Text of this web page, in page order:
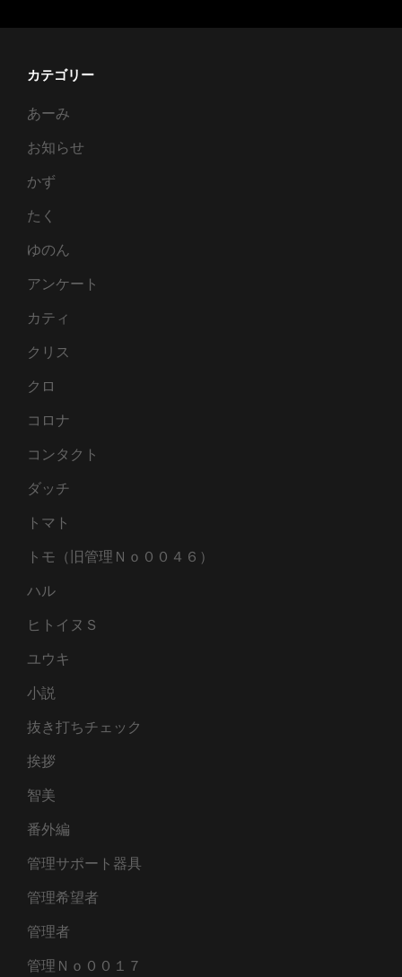
カテゴリー
あーみ
お知らせ
かず
たく
ゆのん
アンケート
カティ
クリス
クロ
コロナ
コンタクト
ダッチ
トマト
トモ（旧管理Ｎｏ００４６）
ハル
ヒトイヌＳ
ユウキ
小説
抜き打ちチェック
挨拶
智美
番外編
管理サポート器具
管理希望者
管理者
管理Ｎｏ００１７